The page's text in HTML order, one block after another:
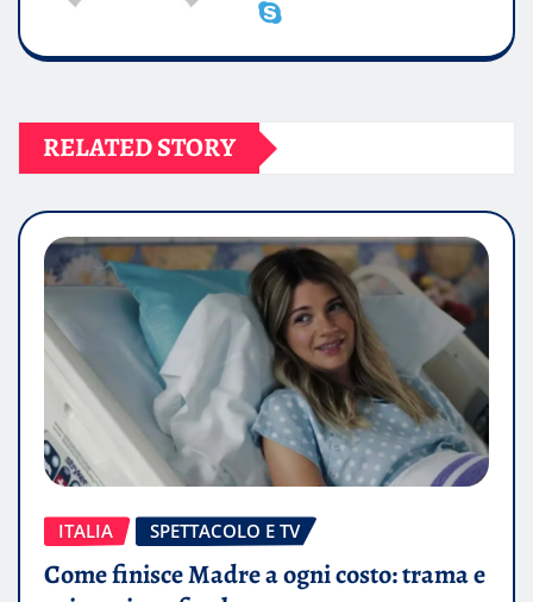
RELATED STORY
ITALIA SPETTACOLO E TV
Come finisce Madre a ogni costo: trama e